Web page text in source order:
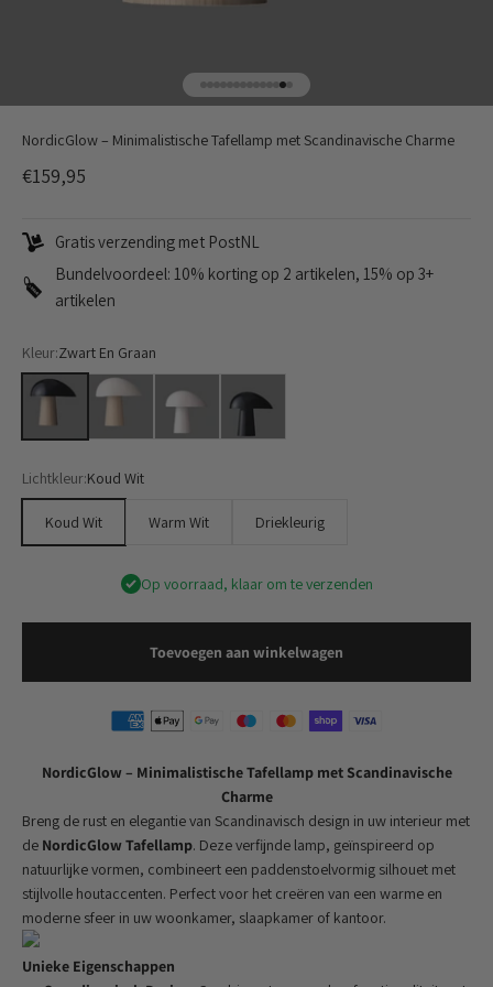
Naar artikel 1
Naar artikel 2
Naar artikel 3
Naar artikel 4
Naar artikel 5
Naar artikel 6
Naar artikel 7
Naar artikel 8
Naar artikel 9
Naar artikel 10
Naar artikel 11
Naar artikel 12
Naar artikel 13
Naar artikel 14
NordicGlow – Minimalistische Tafellamp met Scandinavische Charme
Aanbiedingsprijs
€159,95
Gratis verzending met PostNL
Bundelvoordeel: 10% korting op 2 artikelen, 15% op 3+
artikelen
Kleur:Zwart En Graan
Zwart En GraanWit En Graan
Lichtkleur:Koud Wit
Koud Wit Warm Wit Driekleurig
Op voorraad, klaar om te verzenden
Toevoegen aan winkelwagen
NordicGlow – Minimalistische Tafellamp met Scandinavische
Charme
Breng de rust en elegantie van Scandinavisch design in uw interieur met
de NordicGlow Tafellamp. Deze verfijnde lamp, geïnspireerd op
natuurlijke vormen, combineert een paddenstoelvormig silhouet met
stijlvolle houtaccenten. Perfect voor het creëren van een warme en
moderne sfeer in uw woonkamer, slaapkamer of kantoor.
Unieke Eigenschappen